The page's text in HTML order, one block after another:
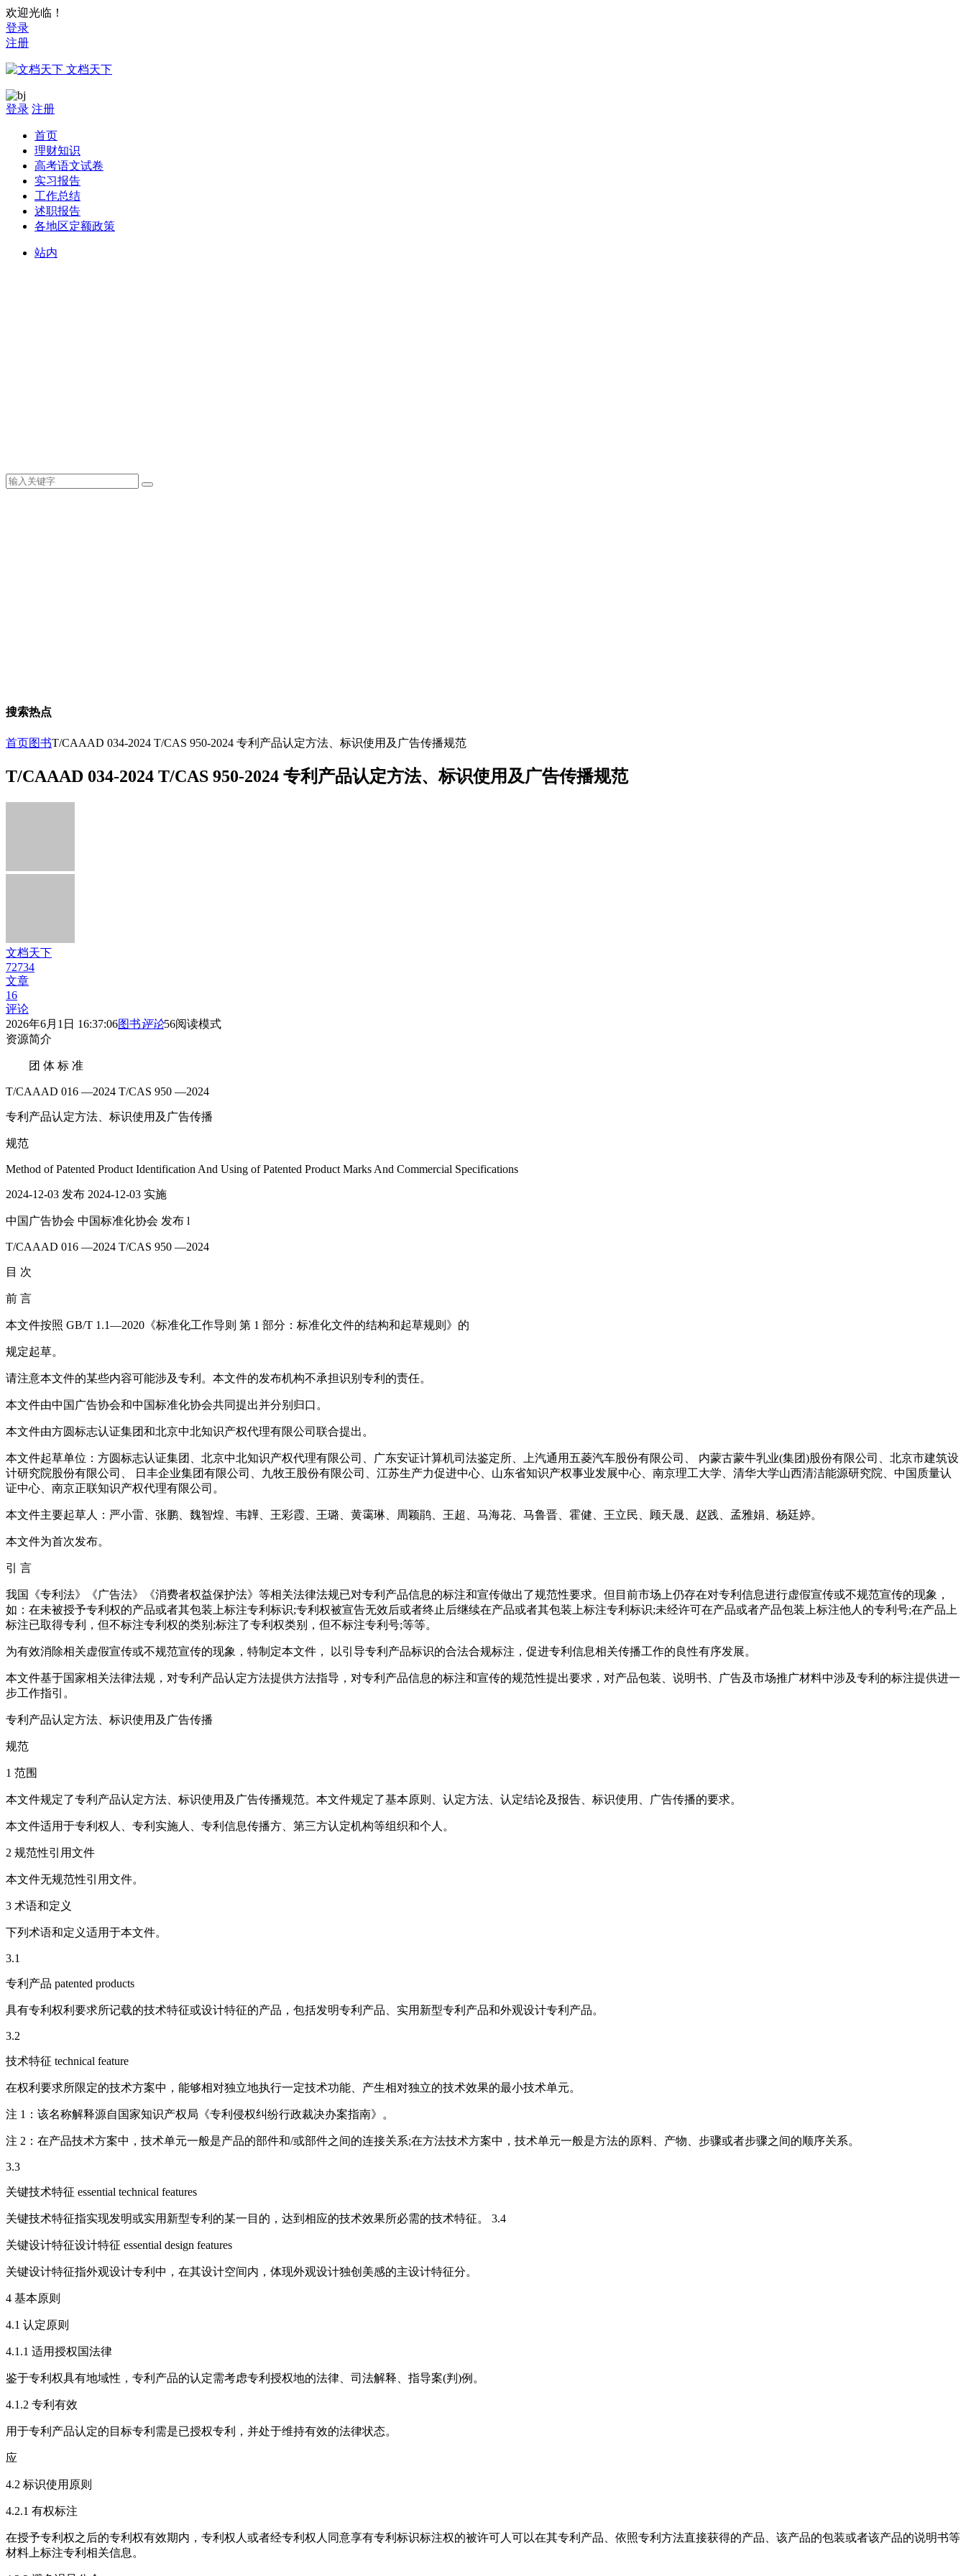
欢迎光临！
登录
注册
文档天下
登录 注册
首页
理财知识
高考语文试卷
实习报告
工作总结
述职报告
各地区定额政策
站内
搜索热点
首页图书T/CAAAD 034-2024 T/CAS 950-2024 专利产品认定方法、标识使用及广告传播规范
T/CAAAD 034-2024 T/CAS 950-2024 专利产品认定方法、标识使用及广告传播规范
文档天下
72734
文章
16
评论
2026年6月1日 16:37:06图书评论56阅读模式
资源简介
团 体 标 准
T/CAAAD 016 —2024 T/CAS 950 —2024
专利产品认定方法、标识使用及广告传播
规范
Method of Patented Product Identification And Using of Patented Product Marks And Commercial Specifications
2024-12-03 发布 2024-12-03 实施
中国广告协会 中国标准化协会 发布 l
T/CAAAD 016 —2024 T/CAS 950 —2024
目 次
前 言
本文件按照 GB/T 1.1—2020《标准化工作导则 第 1 部分：标准化文件的结构和起草规则》的
规定起草。
请注意本文件的某些内容可能涉及专利。本文件的发布机构不承担识别专利的责任。
本文件由中国广告协会和中国标准化协会共同提出并分别归口。
本文件由方圆标志认证集团和北京中北知识产权代理有限公司联合提出。
本文件起草单位：方圆标志认证集团、北京中北知识产权代理有限公司、广东安证计算机司法鉴定所、上汽通用五菱汽车股份有限公司、 内蒙古蒙牛乳业(集团)股份有限公司、北京市建筑设
计研究院股份有限公司、 日丰企业集团有限公司、九牧王股份有限公司、江苏生产力促进中心、山东省知识产权事业发展中心、南京理工大学、清华大学山西清洁能源研究院、中国质量认
证中心、南京正联知识产权代理有限公司。
本文件主要起草人：严小雷、张鹏、魏智煌、韦韡、王彩霞、王璐、黄霭琳、周颖鹃、王超、马海花、马鲁晋、霍健、王立民、顾天晟、赵践、孟雅娟、杨廷婷。
本文件为首次发布。
引 言
我国《专利法》《广告法》《消费者权益保护法》等相关法律法规已对专利产品信息的标注和宣传做出了规范性要求。但目前市场上仍存在对专利信息进行虚假宣传或不规范宣传的现象，
如：在未被授予专利权的产品或者其包装上标注专利标识;专利权被宣告无效后或者终止后继续在产品或者其包装上标注专利标识;未经许可在产品或者产品包装上标注他人的专利号;在产品上
标注已取得专利，但不标注专利权的类别;标注了专利权类别，但不标注专利号;等等。
为有效消除相关虚假宣传或不规范宣传的现象，特制定本文件， 以引导专利产品标识的合法合规标注，促进专利信息相关传播工作的良性有序发展。
本文件基于国家相关法律法规，对专利产品认定方法提供方法指导，对专利产品信息的标注和宣传的规范性提出要求，对产品包装、说明书、广告及市场推广材料中涉及专利的标注提供进一
步工作指引。
专利产品认定方法、标识使用及广告传播
规范
1 范围
本文件规定了专利产品认定方法、标识使用及广告传播规范。本文件规定了基本原则、认定方法、认定结论及报告、标识使用、广告传播的要求。
本文件适用于专利权人、专利实施人、专利信息传播方、第三方认定机构等组织和个人。
2 规范性引用文件
本文件无规范性引用文件。
3 术语和定义
下列术语和定义适用于本文件。
3.1
专利产品 patented products
具有专利权利要求所记载的技术特征或设计特征的产品，包括发明专利产品、实用新型专利产品和外观设计专利产品。
3.2
技术特征 technical feature
在权利要求所限定的技术方案中，能够相对独立地执行一定技术功能、产生相对独立的技术效果的最小技术单元。
注 1：该名称解释源自国家知识产权局《专利侵权纠纷行政裁决办案指南》。
注 2：在产品技术方案中，技术单元一般是产品的部件和/或部件之间的连接关系;在方法技术方案中，技术单元一般是方法的原料、产物、步骤或者步骤之间的顺序关系。
3.3
关键技术特征 essential technical features
关键技术特征指实现发明或实用新型专利的某一目的，达到相应的技术效果所必需的技术特征。 3.4
关键设计特征设计特征 essential design features
关键设计特征指外观设计专利中，在其设计空间内，体现外观设计独创美感的主设计特征分。
4 基本原则
4.1 认定原则
4.1.1 适用授权国法律
鉴于专利权具有地域性，专利产品的认定需考虑专利授权地的法律、司法解释、指导案(判)例。
4.1.2 专利有效
用于专利产品认定的目标专利需是已授权专利，并处于维持有效的法律状态。
应
4.2 标识使用原则
4.2.1 有权标注
在授予专利权之后的专利权有效期内，专利权人或者经专利权人同意享有专利标识标注权的被许可人可以在其专利产品、依照专利方法直接获得的产品、该产品的包装或者该产品的说明书等
材料上标注专利相关信息。